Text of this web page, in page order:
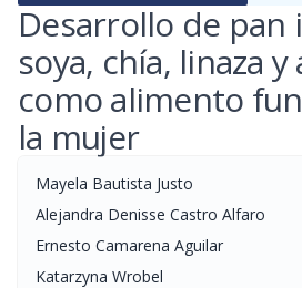
Desarrollo de pan
soya, chía, linaza
como alimento
la mujer
Mayela Bautista Justo
Alejandra Denisse Castro Alfaro
Ernesto Camarena Aguilar
Katarzyna Wrobel